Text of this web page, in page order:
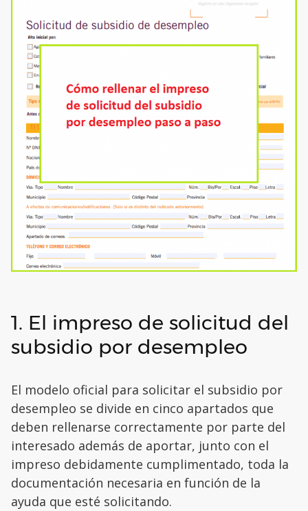
1. El impreso de solicitud del
subsidio por desempleo
El modelo oficial para solicitar el subsidio por
desempleo se divide en cinco apartados que
deben rellenarse correctamente por parte del
interesado además de aportar, junto con el
impreso debidamente cumplimentado, toda la
documentación necesaria en función de la
ayuda que esté solicitando.